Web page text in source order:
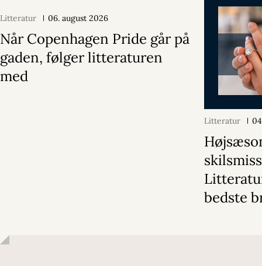
Litteratur 06. august 2026
Når Copenhagen Pride går på
gaden, følger litteraturen
med
Litteratur
bedste